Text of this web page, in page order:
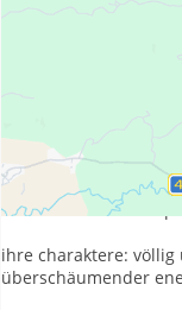
das geheimnis
hohe fachlicher
ihre charaktere:
überschäumender